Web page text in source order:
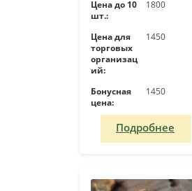
Цена до 10
шт.:
1800
Цена для
торговых
организац
ий:
1450
Бонусная
цена:
1450
Подробнее